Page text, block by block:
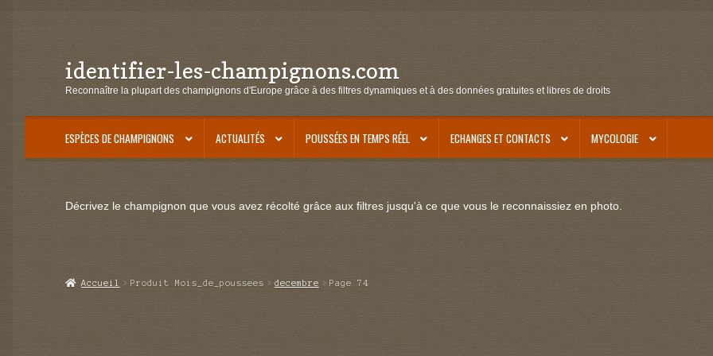
Aller
à
navigation
Aller
au
identifier-les-champignons.com
Reconnaître la plupart des champignons d'Europe grâce à des filtres dynamiques et à des données gratuites et libres de droits
ESPÈCES DE CHAMPIGNONS ACTUALITÉS POUSSÉES EN TEMPS RÉEL ECHANGES ET CONTACTS MYCOLOGIE
Décrivez le champignon que vous avez récolté grâce aux filtres jusqu'à ce que vous le reconnaissiez en photo.
Accueil Produit Mois_de_poussees decembre Page 74